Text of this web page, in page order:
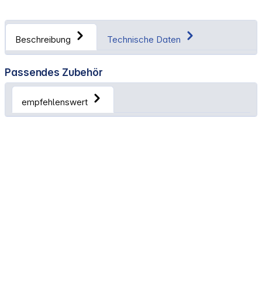
Beschreibung Technische Daten
Passendes Zubehör
empfehlenswert